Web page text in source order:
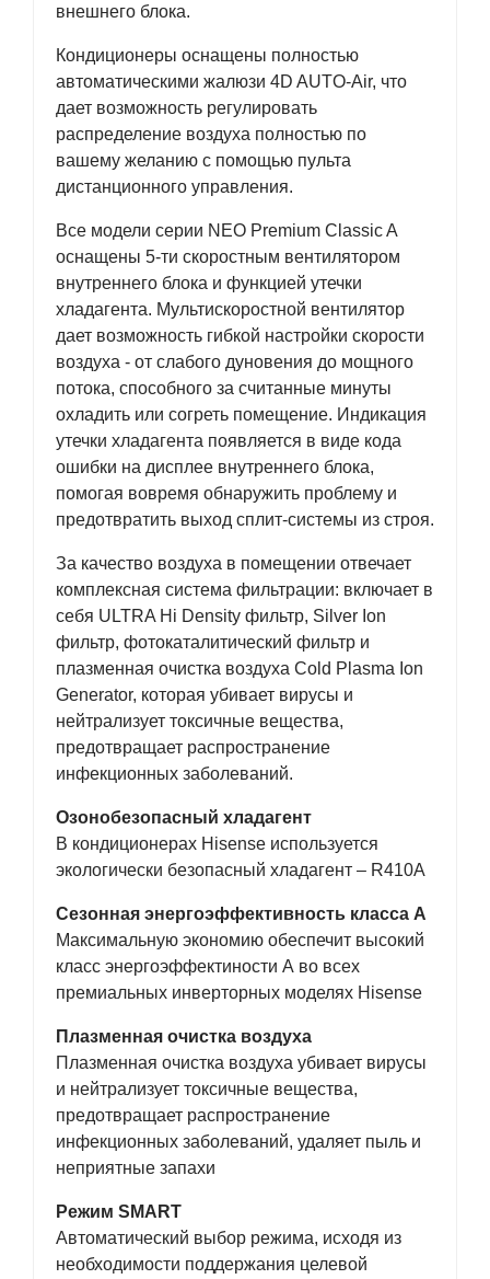
внешнего блока.
Кондиционеры оснащены полностью
автоматическими жалюзи 4D AUTO-Air, что
дает возможность регулировать
распределение воздуха полностью по
вашему желанию с помощью пульта
дистанционного управления.
Все модели серии NEO Premium Classic A
оснащены 5-ти скоростным вентилятором
внутреннего блока и функцией утечки
хладагента. Мультискоростной вентилятор
дает возможность гибкой настройки скорости
воздуха - от слабого дуновения до мощного
потока, способного за считанные минуты
охладить или согреть помещение. Индикация
утечки хладагента появляется в виде кода
ошибки на дисплее внутреннего блока,
помогая вовремя обнаружить проблему и
предотвратить выход сплит-системы из строя.
За качество воздуха в помещении отвечает
комплексная система фильтрации: включает в
себя ULTRA Hi Density фильтр, Silver Ion
фильтр, фотокаталитический фильтр и
плазменная очистка воздуха Cold Plasma Ion
Generator, которая убивает вирусы и
нейтрализует токсичные вещества,
предотвращает распространение
инфекционных заболеваний.
Озонобезопасный хладагент
В кондиционерах Hisense используется
экологически безопасный хладагент – R410A
Сезонная энергоэффективность класса А
Максимальную экономию обеспечит высокий
класс энергоэффектиности А во всех
премиальных инверторных моделях Hisense
Плазменная очистка воздуха
Плазменная очистка воздуха убивает вирусы
и нейтрализует токсичные вещества,
предотвращает распространение
инфекционных заболеваний, удаляет пыль и
неприятные запахи
Режим SMART
Автоматический выбор режима, исходя из
необходимости поддержания целевой